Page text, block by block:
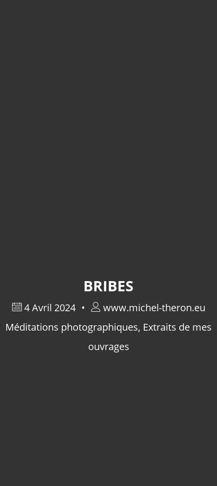
BRIBES
4 Avril 2024
www.michel-theron.eu
Méditations photographiques, Extraits de mes
ouvrages